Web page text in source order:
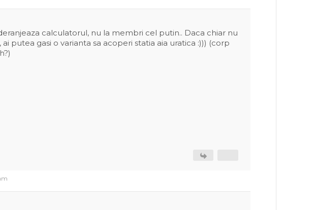
calculatorul, nu la membri cel putin.. Daca chiar nu
putea gasi o varianta sa acoperi statia aia uratica :))) (corp